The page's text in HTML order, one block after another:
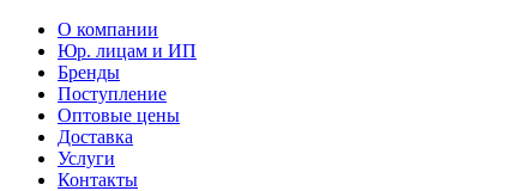
О компании
Юр. лицам и ИП
Бренды
Поступление
Оптовые цены
Доставка
Услуги
Контакты